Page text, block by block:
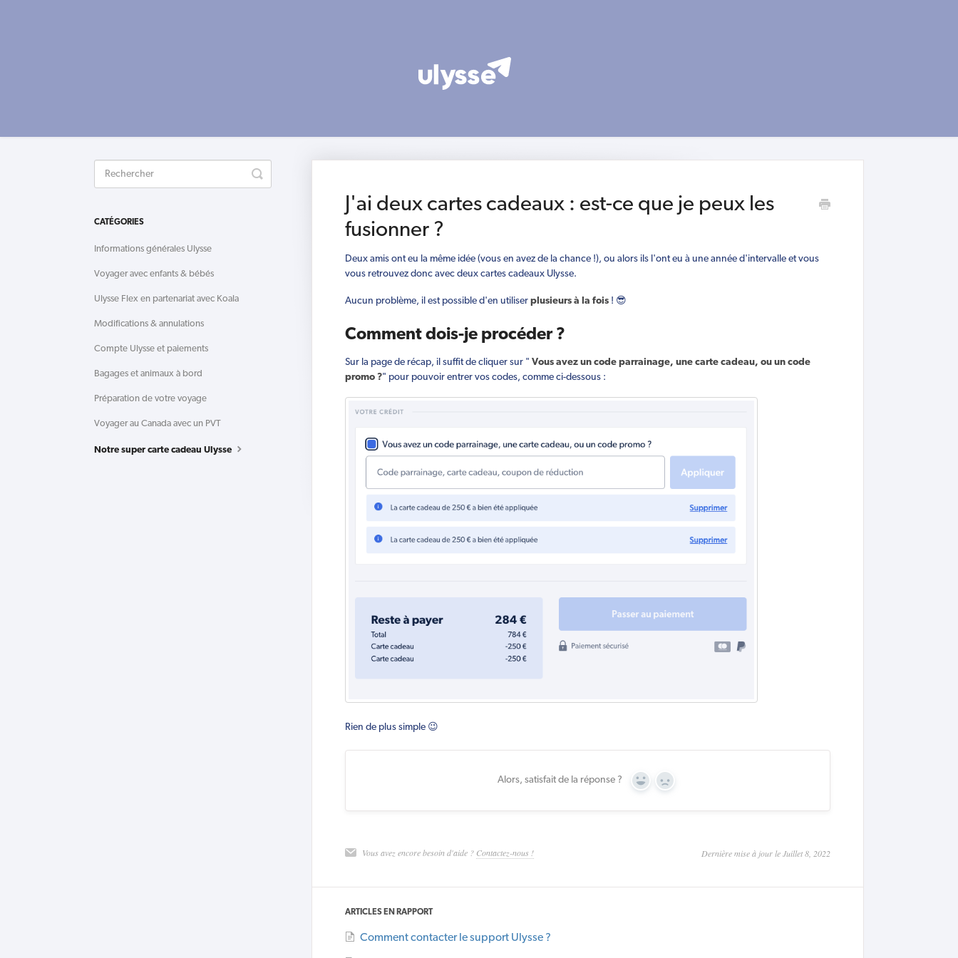
J'ai deux cartes cadeaux : est-ce que je peux les
fusionner ?
Deux amis ont eu la même idée (vous en avez de la chance !), ou alors ils l'ont eu à une année d'intervalle et vous
vous retrouvez donc avec deux cartes cadeaux Ulysse.
Aucun problème, il est possible d'en utiliser plusieurs à la fois! 😎
Comment dois-je procéder ?
Sur la page de récap, il suffit de cliquer sur " Vous avez un code parrainage, une carte cadeau, ou un code
promo ?" pour pouvoir entrer vos codes, comme ci-dessous :
Rien de plus simple 😉
Alors, satisfait de la réponse ?
Yes No
Vous avez encore besoin d'aide ? Contactez-nous ! Dernière mise à jour le Juillet 8, 2022
ARTICLES EN RAPPORT
Comment contacter le support Ulysse ?
Toggle
Search
CATÉGORIES
Informations générales Ulysse
Voyager avec enfants & bébés
Ulysse Flex en partenariat avec Koala
Modifications & annulations
Compte Ulysse et paiements
Bagages et animaux à bord
Préparation de votre voyage
Voyager au Canada avec un PVT
Notre super carte cadeau Ulysse